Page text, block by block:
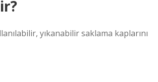
yıkanabilir saklama kaplarını